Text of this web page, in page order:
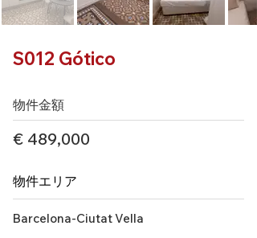
S012 Gótico
物件金額
€ 489,000
物件エリア
Barcelona-Ciutat Vella